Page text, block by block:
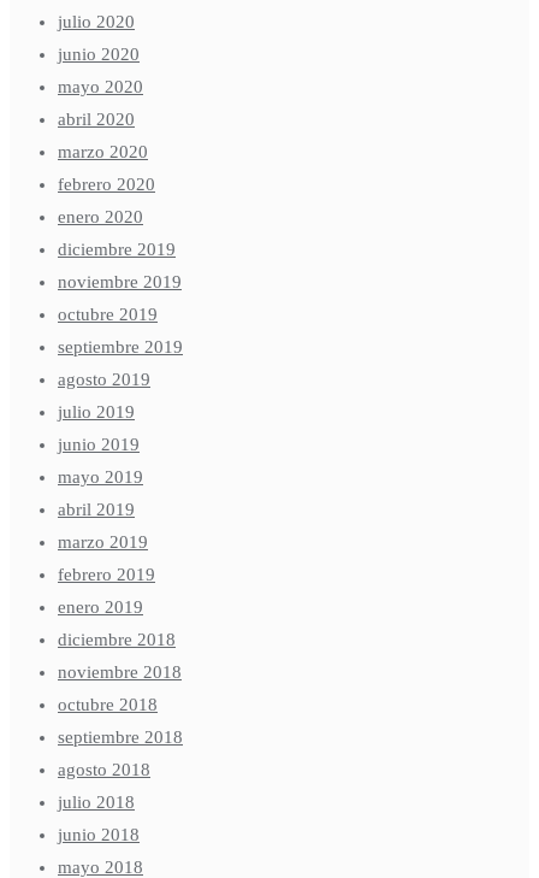
julio 2020
junio 2020
mayo 2020
abril 2020
marzo 2020
febrero 2020
enero 2020
diciembre 2019
noviembre 2019
octubre 2019
septiembre 2019
agosto 2019
julio 2019
junio 2019
mayo 2019
abril 2019
marzo 2019
febrero 2019
enero 2019
diciembre 2018
noviembre 2018
octubre 2018
septiembre 2018
agosto 2018
julio 2018
junio 2018
mayo 2018